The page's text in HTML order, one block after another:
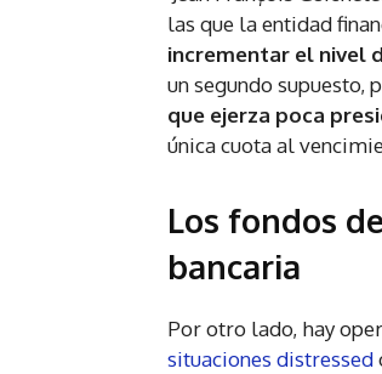
las que la entidad
incrementar el nivel
un segundo supuesto,
que ejerza poca
única cuota al
Los fondos
bancaria
Por otro lado, hay
situaciones distressed